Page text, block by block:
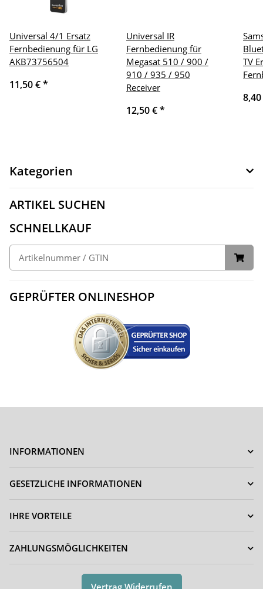
Universal 4/1 Ersatz
Fernbedienung für LG
AKB73756504
11,50 €*
Universal IR
Fernbedienung für
Megasat 510 / 900 /
910 / 935 / 950
Receiver
12,50 €*
TV
Kategorien
ARTIKEL SUCHEN
SCHNELLKAUF
GEPRÜFTER ONLINESHOP
INFORMATIONEN
GESETZLICHE INFORMATIONEN
IHRE VORTEILE
ZAHLUNGSMÖGLICHKEITEN